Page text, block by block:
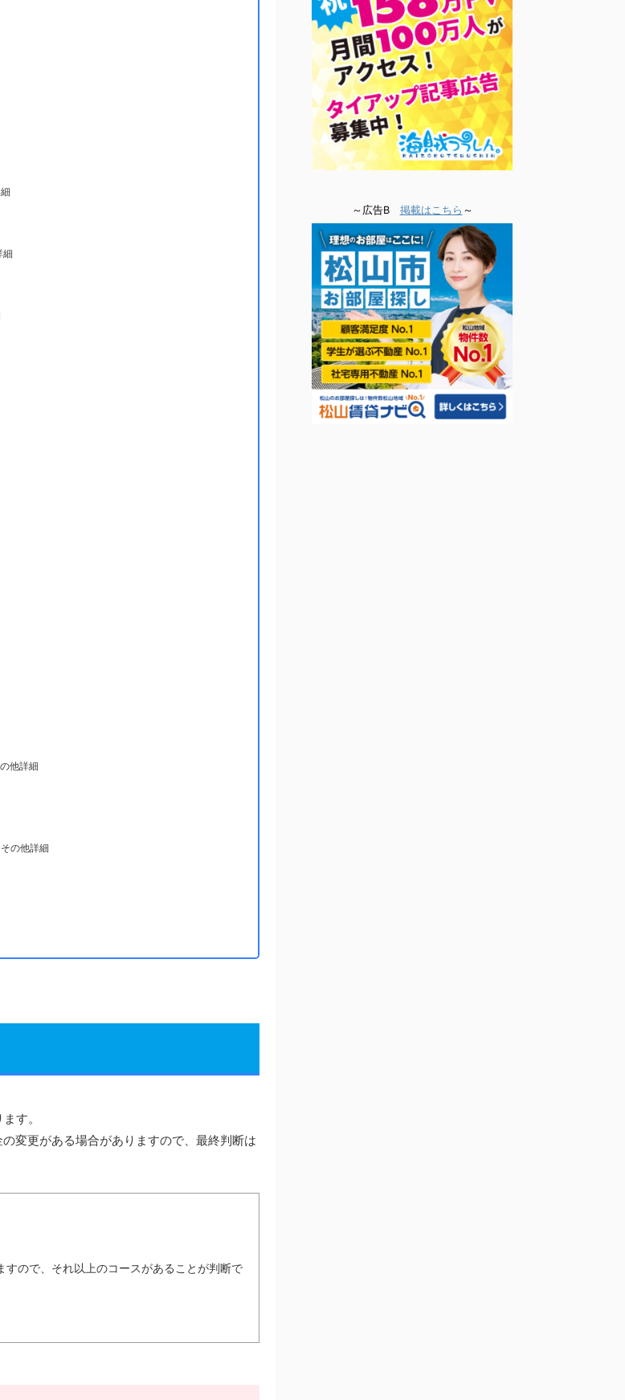
細
他詳細
の他詳細
す。
変更がある場合がありますので、最終判断は
ので、それ以上のコースがあることが判断で
～広告B 掲載はこちら ～